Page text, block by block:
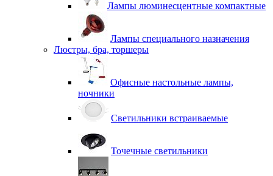
Лампы люминесцентные компактные
Лампы специального назначения
Люстры, бра, торшеры
Офисные настольные лампы,
ночники
Светильники встраиваемые
Точечные светильники